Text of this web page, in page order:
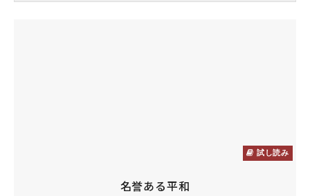
試し読み
名誉ある平和